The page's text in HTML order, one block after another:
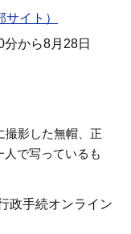
イト）
から8月28日
撮影した無帽、正
で写っているも
政手続オンライン